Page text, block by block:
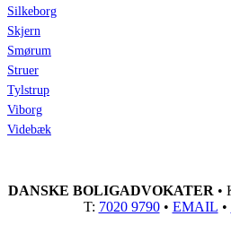
Silkeborg
Skjern
Smørum
Struer
Tylstrup
Viborg
Videbæk
DANSKE BOLIGADVOKATER •
T: 7020 9790• EMAIL •